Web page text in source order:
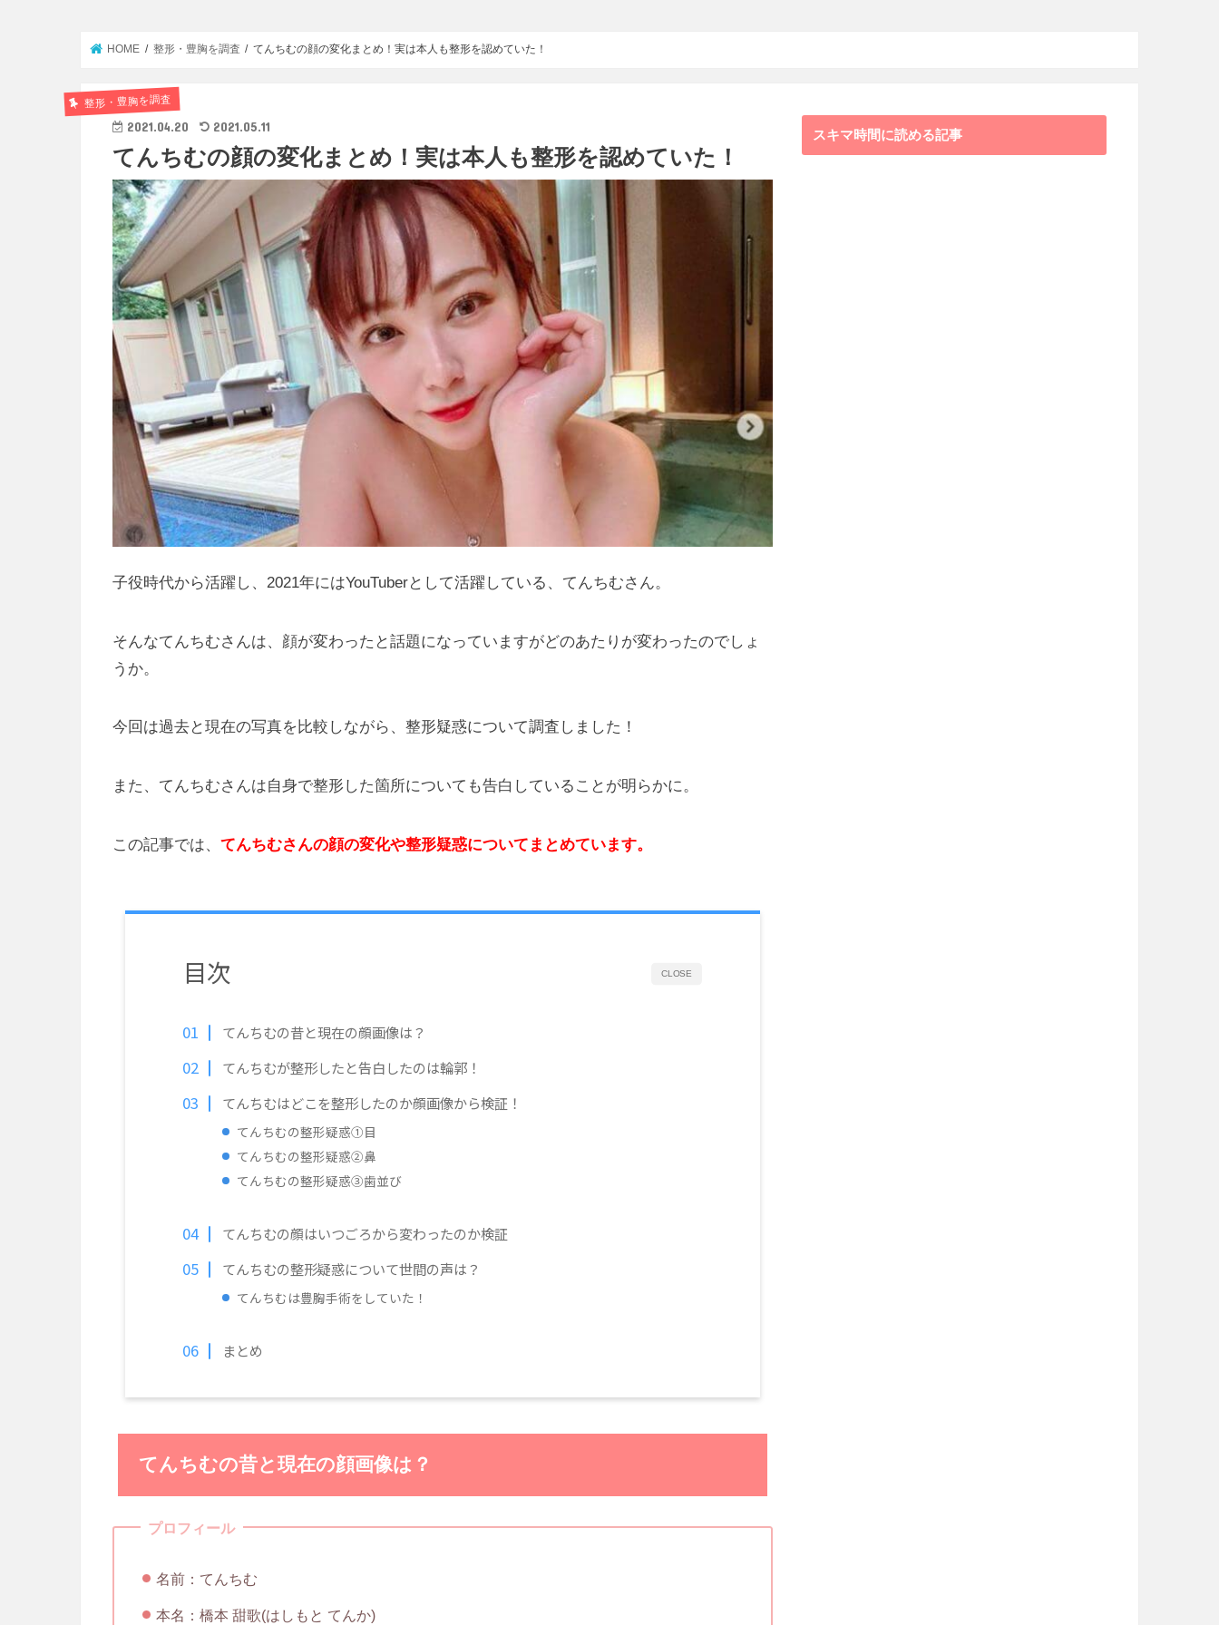
HOME 整形・豊胸を調査 てんちむの顔の変化まとめ！実は本人も整形を認めていた！
整形・豊胸を調査
2021.04.20 2021.05.11
てんちむの顔の変化まとめ！実は本人も整形を認めていた！
子役時代から活躍し、2021年にはYouTuberとして活躍している、てんちむさん。
そんなてんちむさんは、顔が変わったと話題になっていますがどのあたりが変わったのでしょ
うか。
今回は過去と現在の写真を比較しながら、整形疑惑について調査しました！
また、てんちむさんは自身で整形した箇所についても告白していることが明らかに。
この記事では、 てんちむさんの顔の変化や整形疑惑についてまとめています。
CLOSE
目次
てんちむの昔と現在の顔画像は？
てんちむが整形したと告白したのは輪郭！
てんちむはどこを整形したのか顔画像から検証！
てんちむの整形疑惑①目
てんちむの整形疑惑②鼻
てんちむの整形疑惑➂歯並び
てんちむの顔はいつごろから変わったのか検証
てんちむの整形疑惑について世間の声は？
てんちむは豊胸手術をしていた！
まとめ
てんちむの昔と現在の顔画像は？
プロフィール
名前：てんちむ
本名：橋本 甜歌(はしもと てんか)
スキマ時間に読める記事